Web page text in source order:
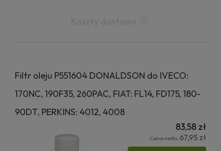
Filtr oleju P551604 DONALDSON do IVECO:
170NC, 190F35, 260PAC, FIAT: FL14, FD175, 180-
90DT, PERKINS: 4012, 4008
83,58 zł
Cena netto: 67,95 zł